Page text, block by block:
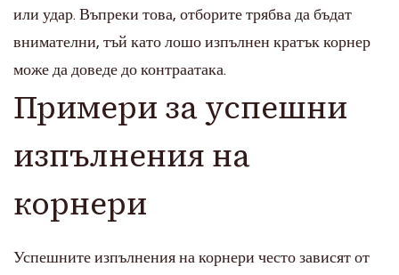
или удар. Въпреки това, отборите трябва да бъдат
внимателни, тъй като лошо изпълнен кратък корнер
може да доведе до контраатака.
Примери за успешни
изпълнения на
корнери
Успешните изпълнения на корнери често зависят от